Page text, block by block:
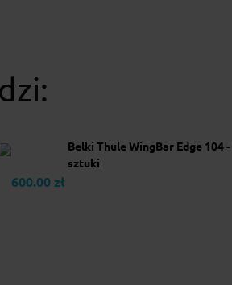
Belki Thule WingBar Edge 104
sztuki
600.00 zł